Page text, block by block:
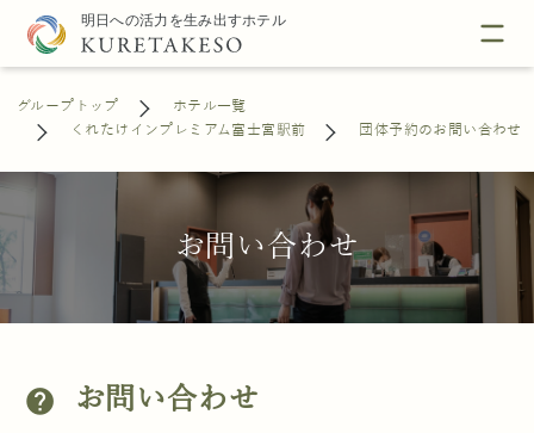
グループトップ
ホテル一覧
くれたけインプレミアム富士宮駅前
団体予約のお問い合わせ
お問い合わせ
help お問い合わせ